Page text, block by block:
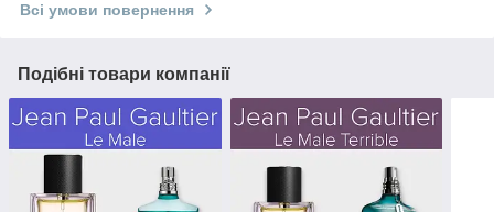
Всі умови повернення
Подібні товари компанії